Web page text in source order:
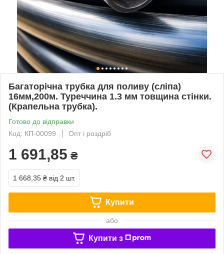
Багаторічна трубка для поливу (сліпа)
16мм,200м. Туреччина 1.3 мм товщина стінки.
(Крапельна трубка).
Готово до відправки
Код: КП-00099
Опт і роздріб
1 691,85 ₴
1 668,35 ₴ від 2 шт.
Купити
або
Купити з